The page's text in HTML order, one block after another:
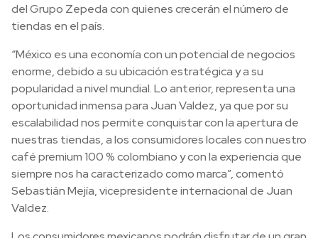
del Grupo Zepeda con quienes crecerán el número de
tiendas en el país.
“México es una economía con un potencial de negocios
enorme, debido a su ubicación estratégica y a su
popularidad a nivel mundial. Lo anterior, representa una
oportunidad inmensa para Juan Valdez, ya que por su
escalabilidad nos permite conquistar con la apertura de
nuestras tiendas, a los consumidores locales con nuestro
café premium 100 % colombiano y con la experiencia que
siempre nos ha caracterizado como marca”, comentó
Sebastián Mejía, vicepresidente internacional de Juan
Valdez.